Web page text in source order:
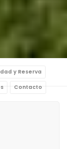
y Reserva
Contacto